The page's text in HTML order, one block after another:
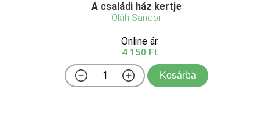
A családi ház kertje
Oláh Sándor
Online ár
4 150 Ft
Kosárba